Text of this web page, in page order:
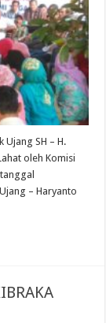
Ujang SH – H.
oleh Komisi
– Haryanto